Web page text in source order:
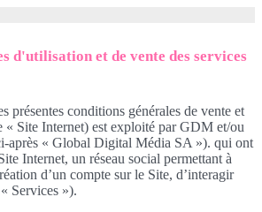
d'utilisation et de vente des services
présentes conditions générales de vente et
« Site Internet) est exploité par GDM et/ou
après « Global Digital Média SA »). qui ont
Internet, un réseau social permettant à
d’un compte sur le Site, d’interagir
Services »).